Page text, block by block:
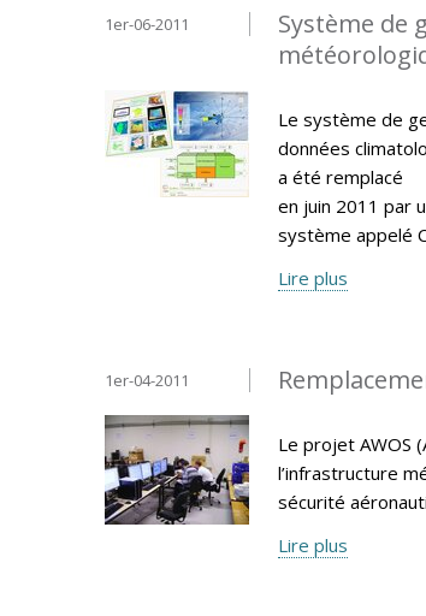
Système de
1er-06-2011
Le système de
données
a été remplacé
en juin 2011 par
système appelé
Lire plus
1er-04-2011
Le projet AWOS
l’infrastructure
sécurité
Lire plus